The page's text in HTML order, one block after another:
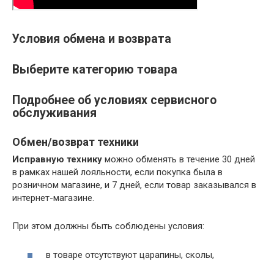
Условия обмена и возврата
Выберите категорию товара
Подробнее об условиях сервисного
обслуживания
Обмен/возврат техники
Исправную технику можно обменять в течение 30 дней
в рамках нашей лояльности, если покупка была в
розничном магазине, и 7 дней, если товар заказывался в
интернет-магазине.
При этом должны быть соблюдены условия:
в товаре отсутствуют царапины, сколы,